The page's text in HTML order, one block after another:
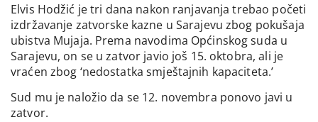
Elvis Hodžić je tri dana nakon ranjavanja trebao početi
izdržavanje zatvorske kazne u Sarajevu zbog pokušaja
ubistva Mujaja. Prema navodima Općinskog suda u
Sarajevu, on se u zatvor javio još 15. oktobra, ali je
vraćen zbog ‘nedostatka smještajnih kapaciteta.’
Sud mu je naložio da se 12. novembra ponovo javi u
zatvor.